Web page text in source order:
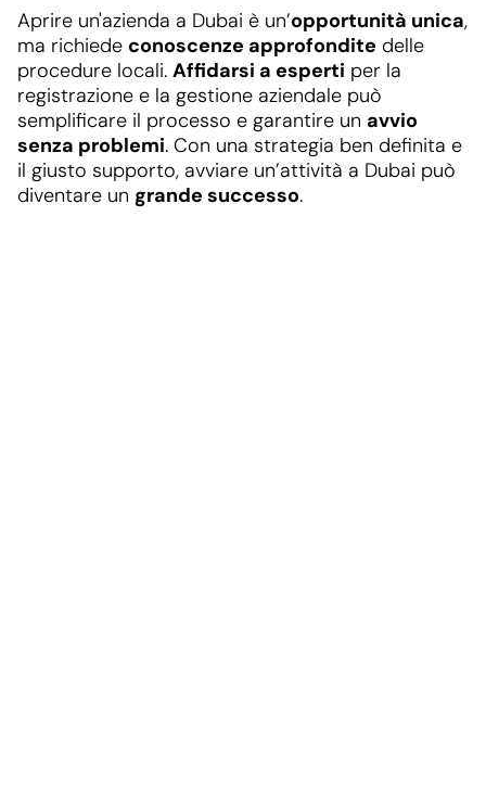
Aprire un'azienda a Dubai è un’opportunità unica,
ma richiede conoscenze approfondite delle
procedure locali. Affidarsi a esperti per la
registrazione e la gestione aziendale può
semplificare il processo e garantire un avvio
senza problemi. Con una strategia ben definita e
il giusto supporto, avviare un’attività a Dubai può
diventare un grande successo.